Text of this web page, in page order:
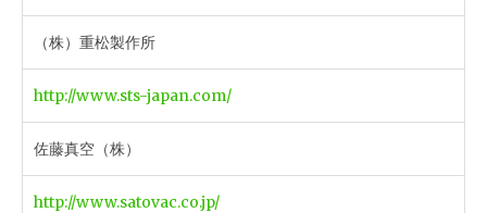
（株）重松製作所
http://www.sts-japan.com/
佐藤真空（株）
http://www.satovac.co.jp/